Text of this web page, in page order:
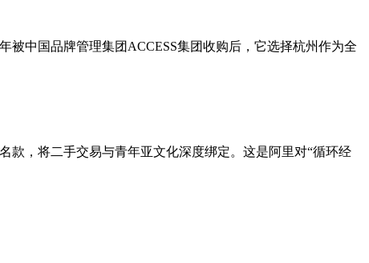
被中国品牌管理集团ACCESS集团收购后，它选择杭州作为全
款，将二手交易与青年亚文化深度绑定。这是阿里对“循环经